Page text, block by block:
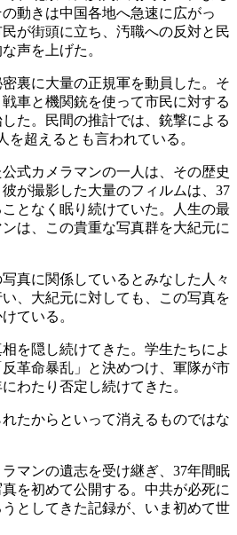
動きは中国各地へ急速に広がっ
が街頭に立ち、汚職への反対と民
声を上げた。
裏に大量の正規軍を動員した。そ
戦車と機関銃を使って市民に対する
た。民間の推計では、銃撃による
を超えるとも言われている。
式カメラマンの一人は、その歴史
が撮影した大量のフィルムは、37
となく眠り続けていた。人生の最
は、この貴重な写真群を大紀元に
真に関係しているとみなした人々
、大紀元に対しても、この写真を
ている。
を隠し続けてきた。学生たちによ
革命暴乱」と決めつけ、軍隊が市
わたり否定し続けてきた。
たからといって消えるものではな
マンの遺志を受け継ぎ、37年間眠
を初めて公開する。中共が必死に
としてきた記録が、いま初めて世